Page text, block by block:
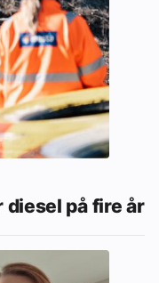
på fire år